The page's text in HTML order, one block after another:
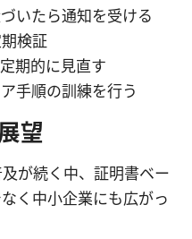
いたら通知を受ける
検証
期的に見直す
手順の訓練を行う
望
が続く中、証明書ベー
く中小企業にも広がっ